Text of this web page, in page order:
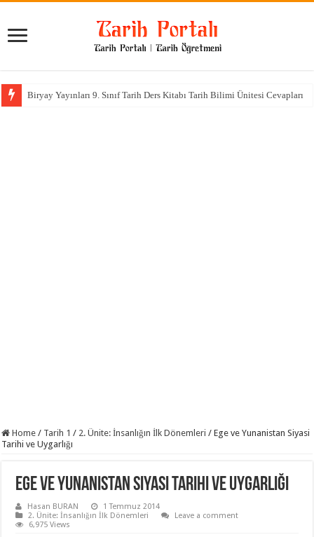
Biryay Yayınları 9. Sınıf Tarih Ders Kitabı Tarih Bilimi Ünitesi Cevapları
Home / Tarih 1 / 2. Ünite: İnsanlığın İlk Dönemleri / Ege ve Yunanistan Siyasi
Tarihi ve Uygarlığı
Ege ve Yunanistan Siyasi Tarihi ve Uygarlığı
Hasan BURAN
1 Temmuz 2014
2. Ünite: İnsanlığın İlk Dönemleri
Leave a comment
6,975 Views